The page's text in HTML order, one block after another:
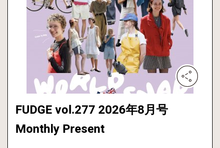
FUDGE vol.277 2026年8月号
Monthly Present